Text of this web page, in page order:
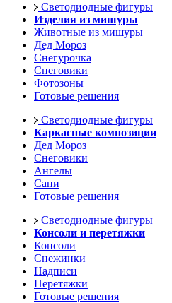
Светодиодные фигуры
Изделия из мишуры
Животные из мишуры
Дед Мороз
Снегурочка
Снеговики
Фотозоны
Готовые решения
Светодиодные фигуры
Каркасные композиции
Дед Мороз
Снеговики
Ангелы
Сани
Готовые решения
Светодиодные фигуры
Консоли и перетяжки
Консоли
Снежинки
Надписи
Перетяжки
Готовые решения